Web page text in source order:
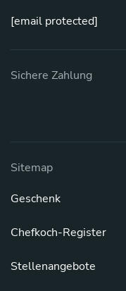
[email protected]
Sichere Zahlung
Sitemap
Geschenk
Chefkoch-Register
Stellenangebote